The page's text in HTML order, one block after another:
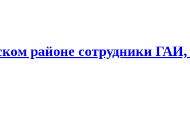
районе сотрудники